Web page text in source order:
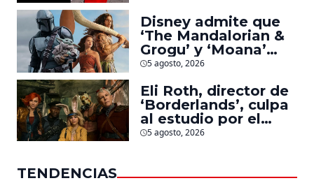
Marvel, Pixar y ‘Star
Wars’
Disney admite que
‘The Mandalorian &
Grogu’ y ‘Moana’
fueron decepciones
lograron algo
especial
5 agosto, 2026
Eli Roth, director de
‘Borderlands’, culpa
al estudio por el
fracaso de la
5 agosto, 2026
TENDENCIAS